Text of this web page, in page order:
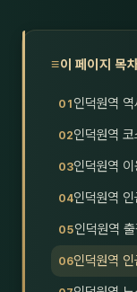
이 페이지 목
인덕원역
인덕원역 코
인덕원역
인덕원역
인덕원역
인덕원역